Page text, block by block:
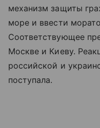
механизм защиты
море и ввести
Соответствующее
Москве и Киеву.
российской и
поступала.